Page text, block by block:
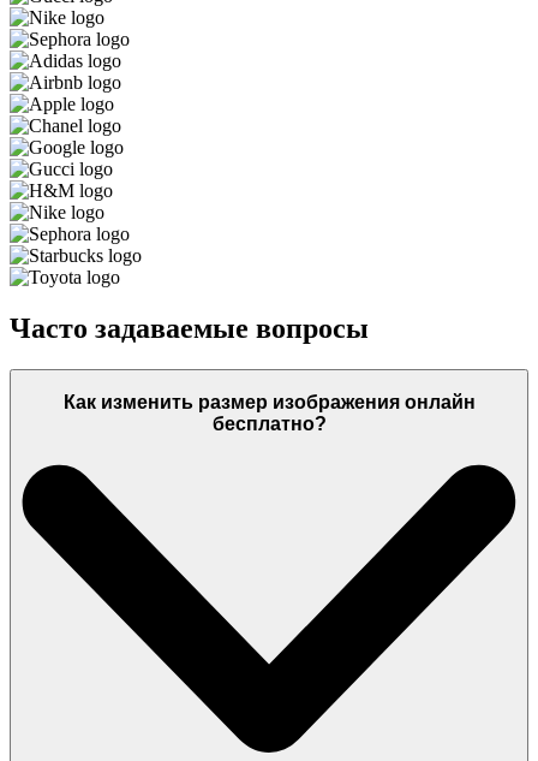
Часто задаваемые вопросы
Как изменить размер изображения онлайн
бесплатно?